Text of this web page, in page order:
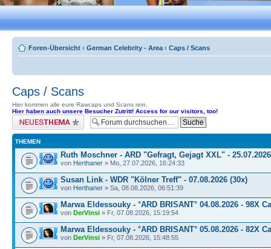
Foren-Übersicht ‹ German Celebrity - Area ‹ Caps / Scans
Caps / Scans
Hier kommen alle eure Rawcaps und Scans rein.
Hier haben auch unsere Besucher Zutritt! Access for our visitors, too!
Neues Thema erstellen
THEMEN
Ruth Moschner - ARD "Gefragt, Gejagt XXL" -
von Herthaner » Mo, 27.07.2026, 16:24:33
Susan Link - WDR "Kölner Treff" - 07.08.2026 (30x)
von Herthaner » Sa, 08.08.2026, 06:51:39
Marwa Eldessouky - °ARD BRISANT° 04.08.2026 - 98X
von DerVinsi » Fr, 07.08.2026, 15:19:54
Marwa Eldessouky - °ARD BRISANT° 05.08.2026 - 82X
von DerVinsi » Fr, 07.08.2026, 15:48:55